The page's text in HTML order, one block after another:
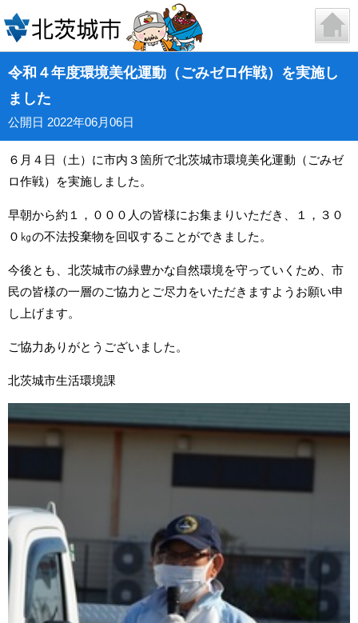
令和４年度環境美化運動（ごみゼロ作戦）を実施し
ました
公開日 2022年06月06日
６月４日（土）に市内３箇所で北茨城市環境美化運動（ごみゼ
ロ作戦）を実施しました。
早朝から約１，０００人の皆様にお集まりいただき、１，３０
０㎏の不法投棄物を回収することができました。
今後とも、北茨城市の緑豊かな自然環境を守っていくため、市
民の皆様の一層のご協力とご尽力をいただきますようお願い申
し上げます。
ご協力ありがとうございました。
北茨城市生活環境課